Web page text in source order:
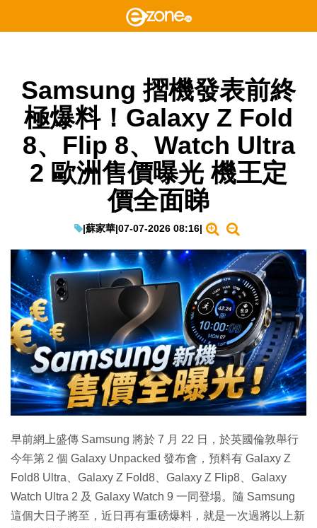
Samsung 摺機發表前終
極爆料！Galaxy Z Fold
8、Flip 8、Watch Ultra
2 歐洲售價曝光 機王定
價全面睇
|蘇家華|07-07-2026 08:16|
早前網上盛傳 Samsung 將於 7 月 22 日，於英國倫敦舉行
今年第 2 個 Galaxy Unpacked 發布會，預料有 Galaxy Z
Fold8 Ultra、Galaxy Z Fold8、Galaxy Z Flip8、Galaxy
Watch Ultra 2 及 Galaxy Watch 9 一同登場。隨 Samsung
這個大日子將至，近日再有重磅爆料，就是一次過將以上新